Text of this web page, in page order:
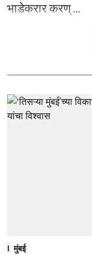
भाडेकरार करण् ...
मुंबई